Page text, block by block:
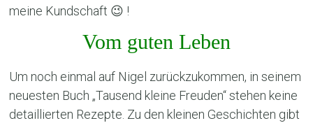
meine Kundschaft 😉 !
Vom guten Leben
Um noch einmal auf Nigel zurückzukommen, in seinem
neuesten Buch „Tausend kleine Freuden“ stehen keine
detaillierten Rezepte. Zu den kleinen Geschichten gibt